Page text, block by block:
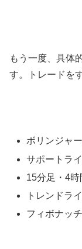
もう一度、具体
す。トレードを
ボリンジャ
サポートラ
15分足・4時
トレンドラ
フィボナッ